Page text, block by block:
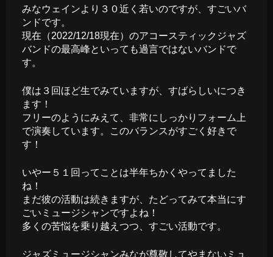
みなウェインより３０近く若いのですが、すごいバ
ンドです。
現在（2022/12/18現在）のアコースティックジャズ
バンドの最高峰といっても過言ではないバンドで
す。
僕は３回ほど生でみていますが、すばらしいにつき
ます！
フリーのようにみえて、非常にしっかりフォーム上
で演奏しています。このバランスがすごく好きで
す！
いやー５１回ってことは半年ちかくやってました
ね！
まだ彼の活動は続きますが、たどってみて本当にす
ごいミュージシャンですよね！
多くの苦悩を乗り越えつつ、すごい活動です。
ジャズミュージシャンみなが尊敬してやまないミュ